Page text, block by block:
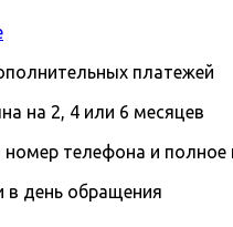
платежей
на 2, 4 или 6 месяцев
номер телефона и полное
в день обращения